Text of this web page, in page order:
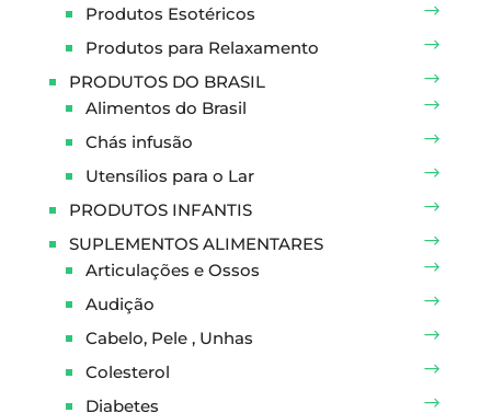
Produtos Esotéricos
Produtos para Relaxamento
PRODUTOS DO BRASIL
Alimentos do Brasil
Chás infusão
Utensílios para o Lar
PRODUTOS INFANTIS
SUPLEMENTOS ALIMENTARES
Articulações e Ossos
Audição
Cabelo, Pele , Unhas
Colesterol
Diabetes